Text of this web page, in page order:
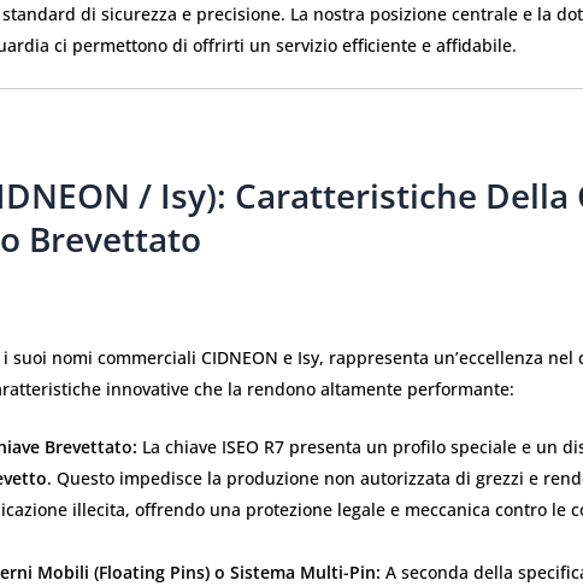
di sicurezza e precisione. La nostra posizione centrale e la
ci permettono di offrirti un servizio efficiente e affidabile.
/ Isy): Caratteristiche Della
Brevettato
i suoi nomi commerciali CIDNEON e Isy, rappresenta un’eccellenza nel
innovative che la rendono altamente performante:
Brevettato: La chiave ISEO R7 presenta un profilo speciale e un
. Questo impedisce la produzione non autorizzata di grezzi e
illecita, offrendo una protezione legale e meccanica contro le
Mobili (Floating Pins) o Sistema Multi-Pin: A seconda della